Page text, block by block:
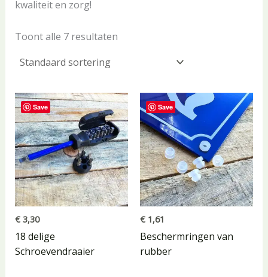
kwaliteit en zorg!
Toont alle 7 resultaten
Save
€3,30
18 delige
Schroevendraaier
Save
€ 1,61
Beschermringen van
rubber